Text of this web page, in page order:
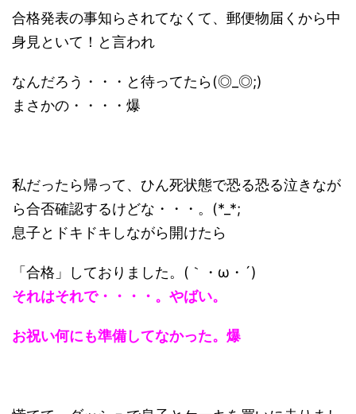
合格発表の事知らされてなくて、郵便物届くから中
身見といて！と言われ
なんだろう・・・と待ってたら(◎_◎;)
まさかの・・・・爆
私だったら帰って、ひん死状態で恐る恐る泣きなが
ら合否確認するけどな・・・。(*_*;
息子とドキドキしながら開けたら
「合格」しておりました。(｀・ω・´)
それはそれで・・・・。やばい。
お祝い何にも準備してなかった。爆